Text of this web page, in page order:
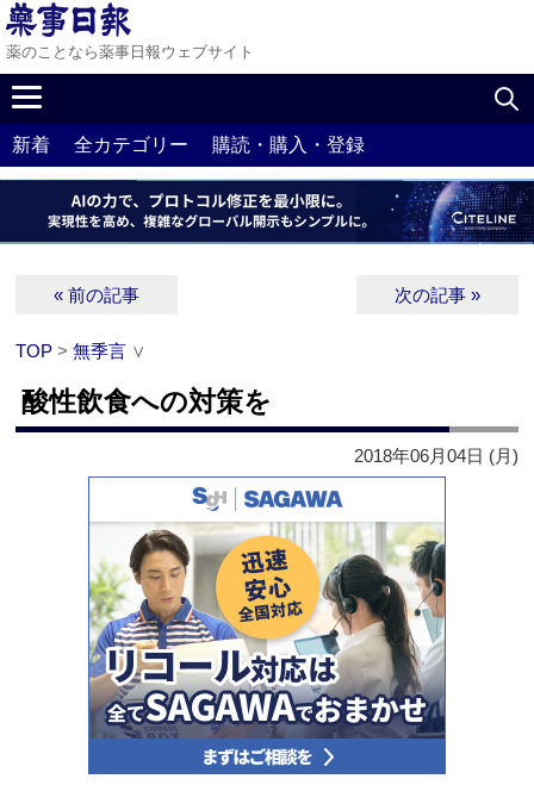
薬のことなら薬事日報ウェブサイト
新着 全カテゴリー 購読・購入・登録
« 前の記事 次の記事 »
TOP >無季言 ∨
酸性飲食への対策を
2018年06月04日 (月)